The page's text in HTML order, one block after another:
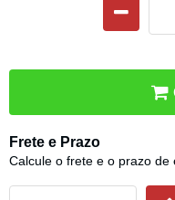
Frete e Prazo
Calcule o frete e o prazo